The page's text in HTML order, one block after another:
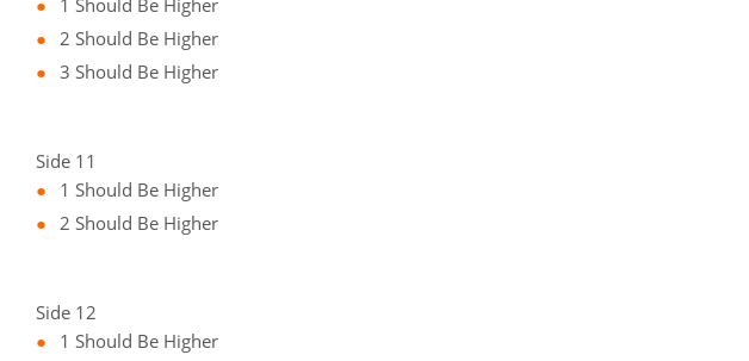
1 Should Be Higher
2 Should Be Higher
3 Should Be Higher
Side 11
1 Should Be Higher
2 Should Be Higher
Side 12
1 Should Be Higher